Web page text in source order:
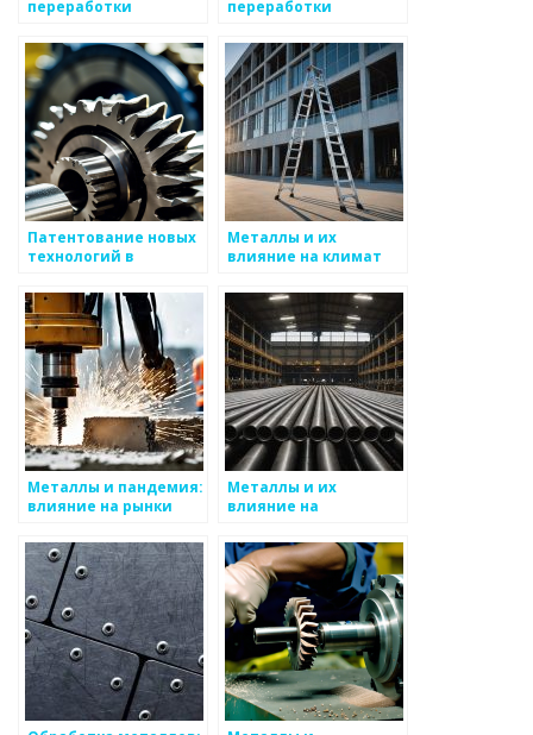
переработки
готового продукта
переработки
Патентование новых
технологий в
Металлы и их
влияние на климат
Металлы и пандемия:
влияние на рынки
Металлы и их
влияние на